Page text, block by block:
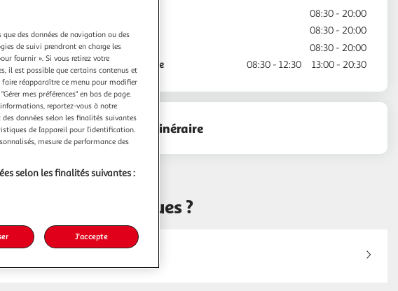
08:30 - 20:00
Vendredi
08:30 - 20:00
08:30 - 20:00
Dimanche
08:30 - 12:30 13:00 - 20:30
Voir l'itinéraire
Artigues ?
des données de navigation ou des
de suivi prendront en charge les
fournir ». Si vous retirez votre
il est possible que certains contenus et
réapparaître ce menu pour modifier
mes préférences" en bas de page.
reportez-vous à notre
données selon les finalités suivantes
de l’appareil pour l’identification.
mesure de performance des
selon les finalités suivantes :
J'accepte